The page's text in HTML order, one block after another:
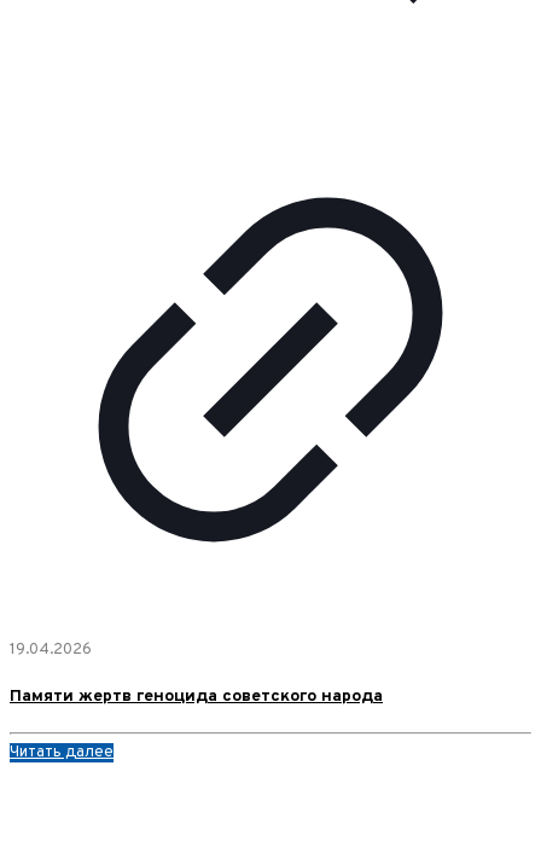
19.04.2026
Памяти жертв геноцида советского народа
Читать далее